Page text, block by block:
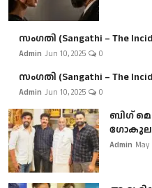
സംഗതി (Sangathi – The
Admin Jun 10, 2025 0
സംഗതി (Sangathi – The
Admin Jun 10, 2025 0
ബി​ഗ്
Admin May